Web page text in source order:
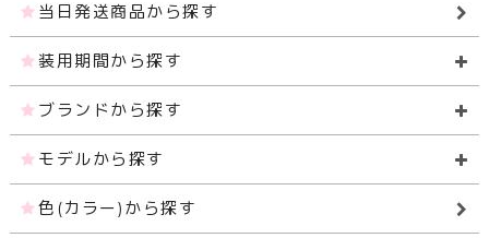
当日発送商品から探す
装用期間から探す
ブランドから探す
モデルから探す
色(カラー)から探す